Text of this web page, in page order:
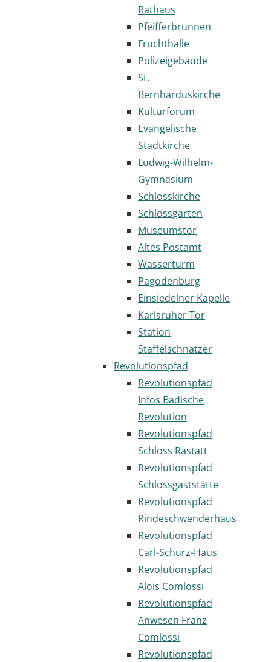
Rathaus
Pfeifferbrunnen
Fruchthalle
Polizeigebäude
St.
Bernharduskirche
Kulturforum
Evangelische
Stadtkirche
Ludwig-Wilhelm-
Gymnasium
Schlosskirche
Schlossgarten
Museumstor
Altes Postamt
Wasserturm
Pagodenburg
Einsiedelner Kapelle
Karlsruher Tor
Station
Staffelschnatzer
Revolutionspfad
Revolutionspfad
Infos Badische
Revolution
Revolutionspfad
Schloss Rastatt
Revolutionspfad
Schlossgaststätte
Revolutionspfad
Rindeschwenderhaus
Revolutionspfad
Carl-Schurz-Haus
Revolutionspfad
Alois Comlossi
Revolutionspfad
Anwesen Franz
Comlossi
Revolutionspfad